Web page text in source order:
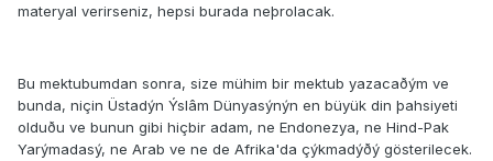
materyal verirseniz, hepsi burada neþrolacak.
Bu mektubumdan sonra, size mühim bir mektub yazacaðým ve
bunda, niçin Üstadýn Ýslâm Dünyasýnýn en büyük din þahsiyeti
olduðu ve bunun gibi hiçbir adam, ne Endonezya, ne Hind-Pak
Yarýmadasý, ne Arab ve ne de Afrika'da çýkmadýðý gösterilecek.